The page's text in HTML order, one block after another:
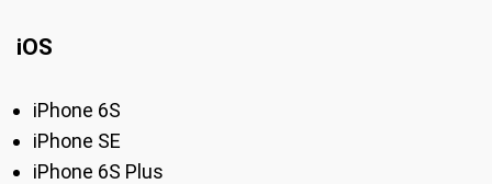
iOS
iPhone 6S
iPhone SE
iPhone 6S Plus